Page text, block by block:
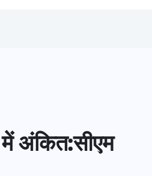
में अंकित:सीएम